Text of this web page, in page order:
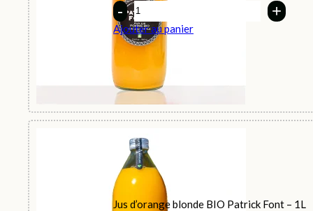
Quantity
Ajouter au panier
Jus d’orange blonde BIO Patrick Font – 1L